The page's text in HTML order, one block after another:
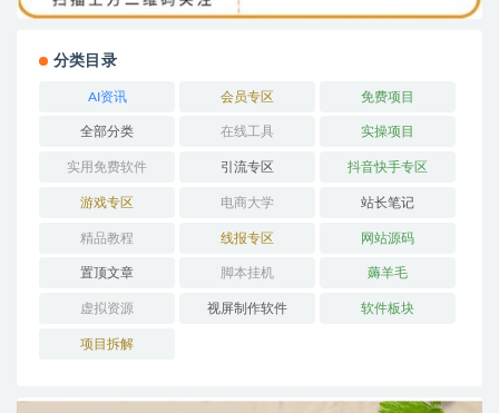
分类目录
AI资讯 会员专区 免费项目
全部分类 在线工具 实操项目
实用免费软件 引流专区 抖音快手专区
游戏专区 电商大学 站长笔记
精品教程 线报专区 网站源码
置顶文章 脚本挂机 薅羊毛
虚拟资源 视屏制作软件 软件板块
项目拆解